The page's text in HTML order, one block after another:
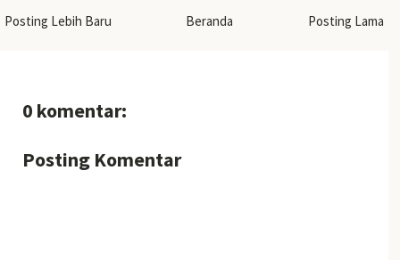
Posting Lebih Baru Posting Lama
Beranda
0 komentar:
Posting Komentar